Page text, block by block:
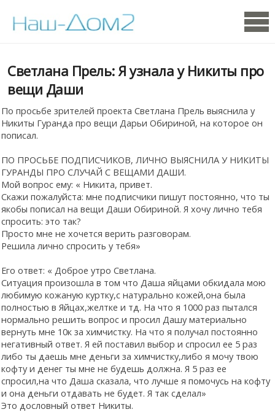
Светлана Прель: Я узнала у Никиты про
вещи Даши
По просьбе зрителей проекта Светлана Прель выяснила у
Никиты Гуранда про вещи Дарьи Обириной, на которое он
пописал.
ПО ПРОСЬБЕ ПОДПИСЧИКОВ, ЛИЧНО ВЫЯСНИЛА У НИКИТЫ
ГУРАНДЫ ПРО СЛУЧАЙ С ВЕЩАМИ ДАШИ.
Мой вопрос ему: « Никита, привет.
Скажи пожалуйста: мне подписчики пишут постоянно, что ты
якобы пописал на вещи Даши Обириной. Я хочу лично тебя
спросить: это так?
Просто мне не хочется верить разговорам.
Решила лично спросить у тебя»
Его ответ: « Доброе утро Светлана.
Ситуация произошла в том что Даша яйцами обкидала мою
любимую кожаную куртку,с натурально кожей,она была
полностью в Яйцах,желтке и тд. На что я 1000 раз пытался
нормально решить вопрос и просил Дашу материально
вернуть мне 10к за химчистку. На что я получал постоянно
негативный ответ. Я ей поставил выбор и спросил ее 5 раз
либо ты даешь мне деньги за химчистку,либо я мочу твою
кофту и денег ты мне не будешь должна. Я 5 раз ее
спросил,на что Даша сказала, что лучше я помочусь на кофту
и она деньги отдавать не будет. Я так сделал»
Это дословный ответ Никиты.